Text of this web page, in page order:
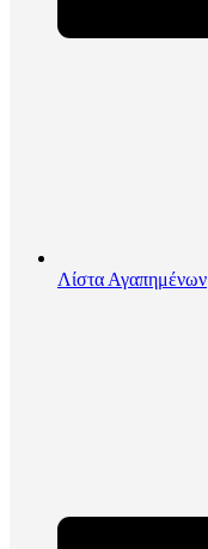
Λίστα Αγαπημένων